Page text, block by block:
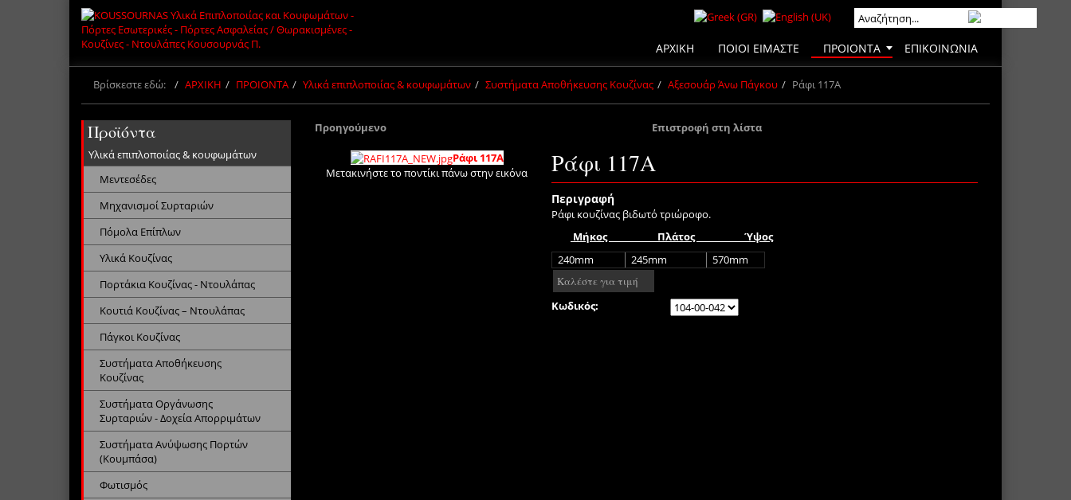
ΑΡΧΙΚΗ ΠΟΙΟΙ ΕΙΜΑΣΤΕ ΠΡΟΙΟΝΤΑ ΕΠΙΚΟΙΝΩΝΙΑ
Βρίσκεστε εδώ: ΑΡΧΙΚΗ ΠΡΟΙΟΝΤΑ Υλικά επιπλοποιίας & κουφωμάτων Συστήματα Αποθήκευσης Κουζίνας Αξεσουάρ Άνω Πάγκου Ράφι 117A
Προηγούμενο Επιστροφή στη λίστα
Ράφι 117A
Μετακινήστε το ποντίκι πάνω στην εικόνα
Ράφι 117A
Περιγραφή
Ράφι κουζίνας βιδωτό τριώροφο.
Μήκος Πλάτος Ύψος
240mm 245mm
570mm
Καλέστε για τιμή
Κωδικός:
Προϊόντα
Υλικά επιπλοποιίας & κουφωμάτων
Μεντεσέδες
Μηχανισμοί Συρταριών
Πόμολα Επίπλων
Υλικά Κουζίνας
Πορτάκια Κουζίνας - Ντουλάπας
Κουτιά Κουζίνας – Ντουλάπας
Πάγκοι Κουζίνας
Συστήματα Αποθήκευσης
Κουζίνας
Συστήματα Οργάνωσης
Συρταριών - Δοχεία Απορριμάτων
Συστήματα Ανύψωσης Πορτών
(Κουμπάσα)
Φωτισμός